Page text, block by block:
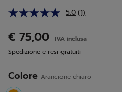
5.0 Leggi
Stesso
link
alla
(1)
€ 75,00
IVA inclusa
Spedizione e resi gratuiti
Colore Arancione chiaro